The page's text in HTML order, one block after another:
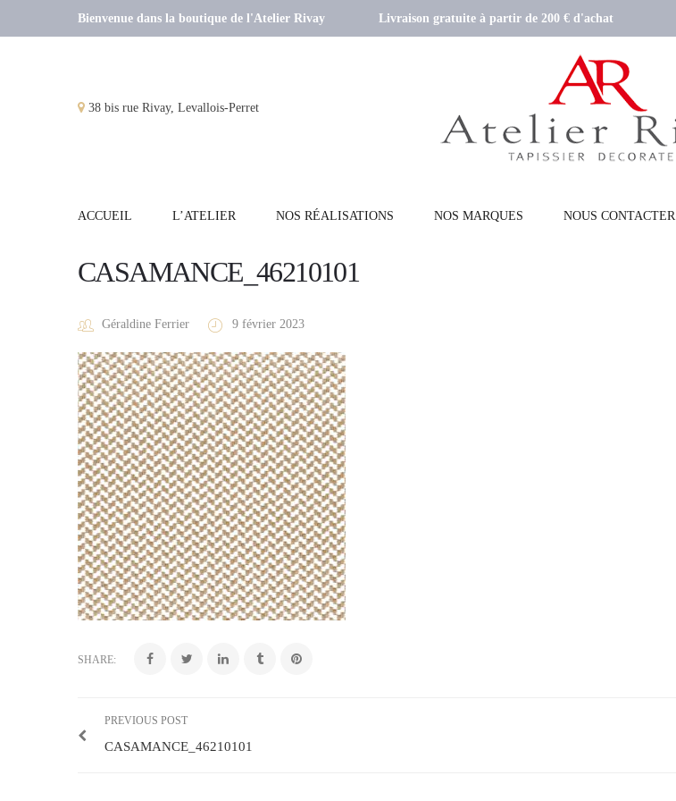
Bienvenue dans la boutique de l'Atelier Rivay Livraison gratuite à partir de 200 € d'achat
38 bis rue Rivay, Levallois-Perret
ACCUEIL L’ATELIER NOS RÉALISATIONS NOS MARQUES NOUS CONTACTER
CASAMANCE_46210101
Géraldine Ferrier 9 février 2023
SHARE:
PREVIOUS POST
CASAMANCE_46210101